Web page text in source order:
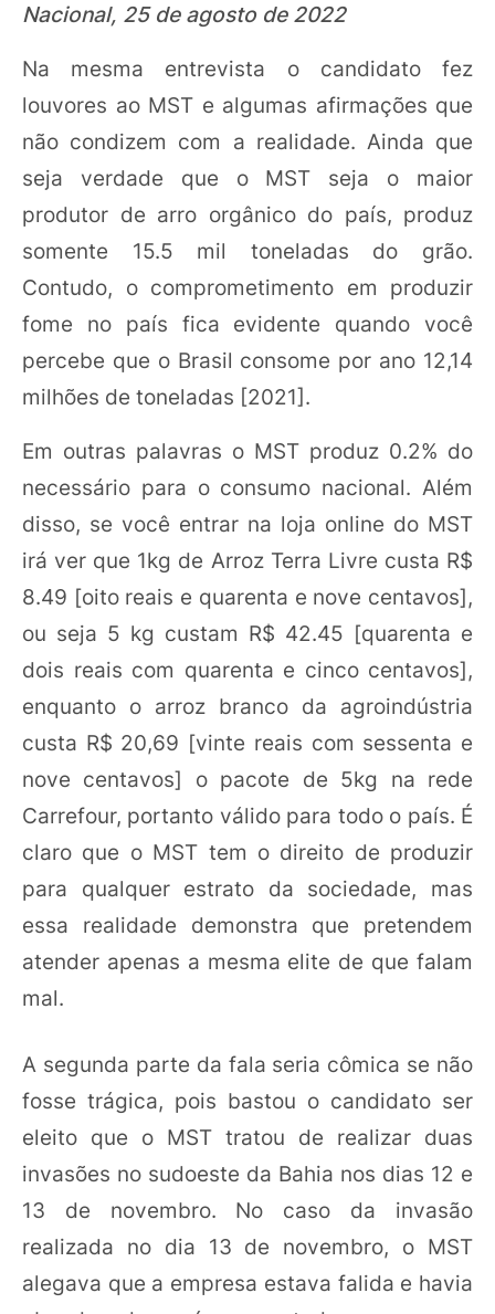
Nacional, 25 de agosto de 2022
Na mesma entrevista o candidato fez
louvores ao MST e algumas afirmações que
não condizem com a realidade. Ainda que
seja verdade que o MST seja o maior
produtor de arro orgânico do país, produz
somente 15.5 mil toneladas do grão.
Contudo, o comprometimento em produzir
fome no país fica evidente quando você
percebe que o Brasil consome por ano 12,14
milhões de toneladas [2021].
Em outras palavras o MST produz 0.2% do
necessário para o consumo nacional. Além
disso, se você entrar na loja online do MST
irá ver que 1kg de Arroz Terra Livre custa R$
8.49 [oito reais e quarenta e nove centavos],
ou seja 5 kg custam R$ 42.45 [quarenta e
dois reais com quarenta e cinco centavos],
enquanto o arroz branco da agroindústria
custa R$ 20,69 [vinte reais com sessenta e
nove centavos] o pacote de 5kg na rede
Carrefour, portanto válido para todo o país. É
claro que o MST tem o direito de produzir
para qualquer estrato da sociedade, mas
essa realidade demonstra que pretendem
atender apenas a mesma elite de que falam
mal.
A segunda parte da fala seria cômica se não
fosse trágica, pois bastou o candidato ser
eleito que o MST tratou de realizar duas
invasões no sudoeste da Bahia nos dias 12 e
13 de novembro. No caso da invasão
realizada no dia 13 de novembro, o MST
alegava que a empresa estava falida e havia